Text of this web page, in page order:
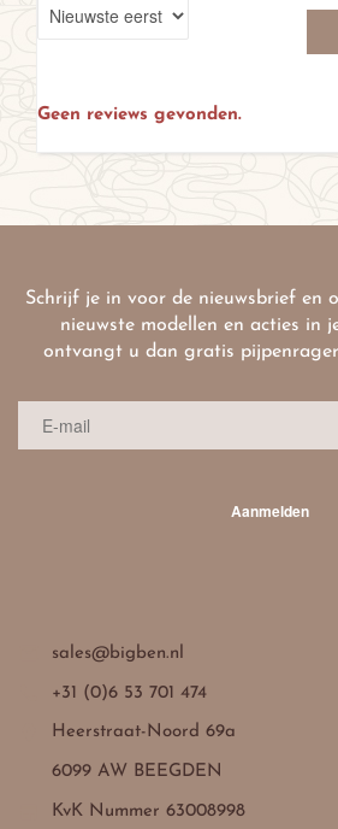
Geen reviews gevonden.
Schrijf je in voor de nieuwsbrief en
nieuwste modellen en acties in
ontvangt u dan gratis
Aanmelden
sales@bigben.nl
+31 (0)6 53 701 474
Heerstraat-Noord 69a
6099 AW BEEGDEN
KvK Nummer 63008998